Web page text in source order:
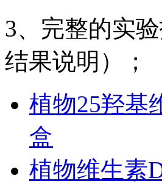
3、完整的实
结果说明）；
植物25羟基
盒
植物维生素